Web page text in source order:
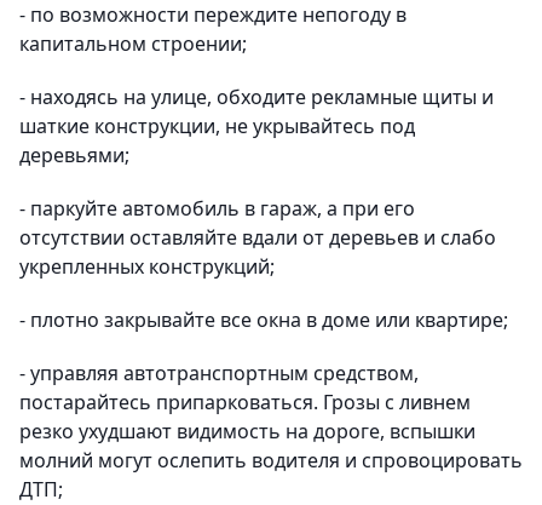
- по возможности переждите непогоду в
капитальном строении;
- находясь на улице, обходите рекламные щиты и
шаткие конструкции, не укрывайтесь под
деревьями;
- паркуйте автомобиль в гараж, а при его
отсутствии оставляйте вдали от деревьев и слабо
укрепленных конструкций;
- плотно закрывайте все окна в доме или квартире;
- управляя автотранспортным средством,
постарайтесь припарковаться. Грозы с ливнем
резко ухудшают видимость на дороге, вспышки
молний могут ослепить водителя и спровоцировать
ДТП;